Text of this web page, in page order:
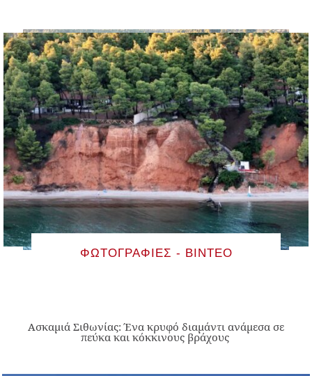
ΦΩΤΟΓΡΑΦΊΕΣ - ΒΊΝΤΕΟ
Ασκαμιά Σιθωνίας: Ένα κρυφό διαμάντι ανάμεσα σε
πεύκα και κόκκινους βράχους